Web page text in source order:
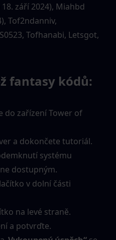
září 2024), Miahbd
Tof2ndanniv,
Tofhanabi, Letsgot,
fantasy kódů:
do zařízení Tower of
a dokončete tutoriál.
systému
dostupným.
v dolní části
na levé straně.
a potvrďte.